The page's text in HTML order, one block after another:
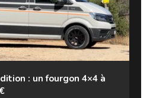
: un fourgon 4×4 à